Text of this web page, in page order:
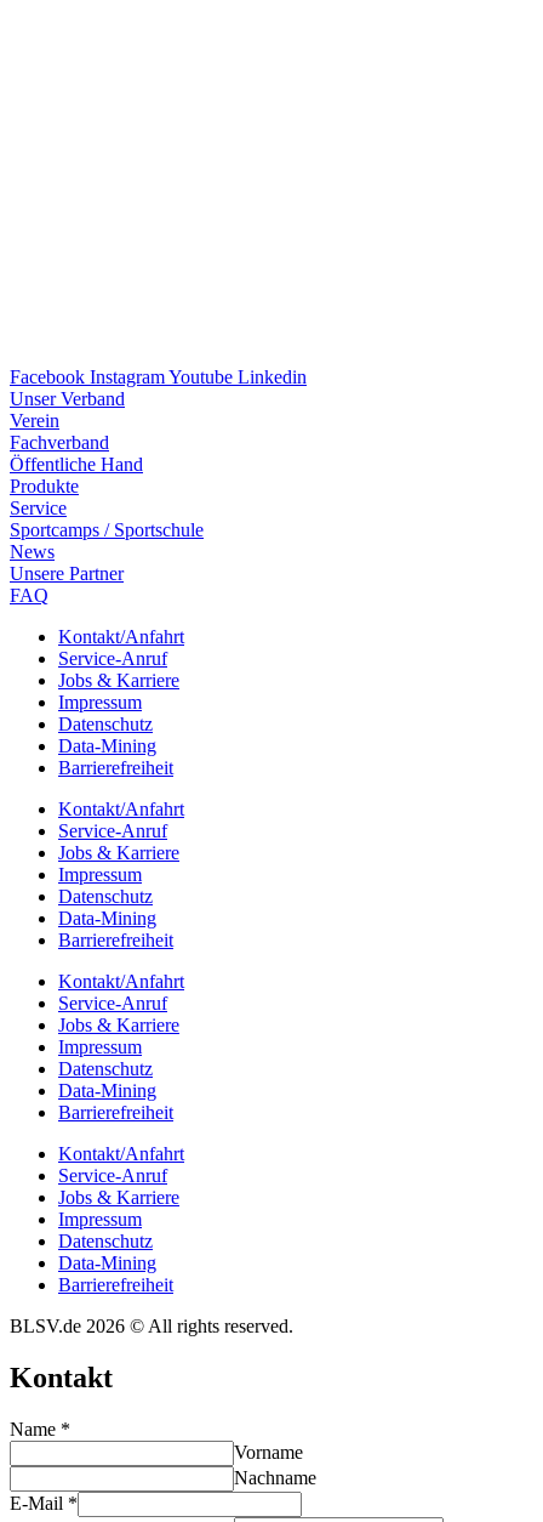
Facebook InstagramYoutube Linkedin
Unser Verband
Verein
Fach­ver­band
Öffent­li­che Hand
Produkte
Service
Sport­camps / Sportschule
News
Unsere Part­ner
FAQ
Kontakt/​​Anfahrt
Service-Anruf
Jobs & Karriere
Impres­sum
Daten­schutz
Data-Mining
Barrie­re­frei­heit
Kontakt/​​Anfahrt
Service-Anruf
Jobs & Karriere
Impres­sum
Daten­schutz
Data-Mining
Barrie­re­frei­heit
Kontakt/​​Anfahrt
Service-Anruf
Jobs & Karriere
Impres­sum
Daten­schutz
Data-Mining
Barrie­re­frei­heit
Kontakt/​​Anfahrt
Service-Anruf
Jobs & Karriere
Impres­sum
Daten­schutz
Data-Mining
Barrie­re­frei­heit
BLSV.de 2026 © All rights reserved.
Kontakt
Name *
Vorname
Nachname
E-Mail *